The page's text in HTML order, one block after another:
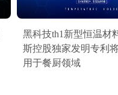
黑科技th1新型恒温材
斯控股独家发明专利
用于餐厨领域